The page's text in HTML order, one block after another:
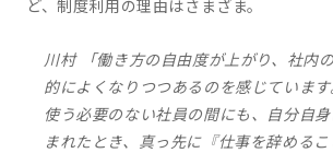
ど、制度利用の理由はさまざま。
川村 「働き方の自由度が上がり、社内
的によくなりつつあるのを感じていま
使う必要のない社員の間にも、自分自
まれたとき、真っ先に『仕事を辞める